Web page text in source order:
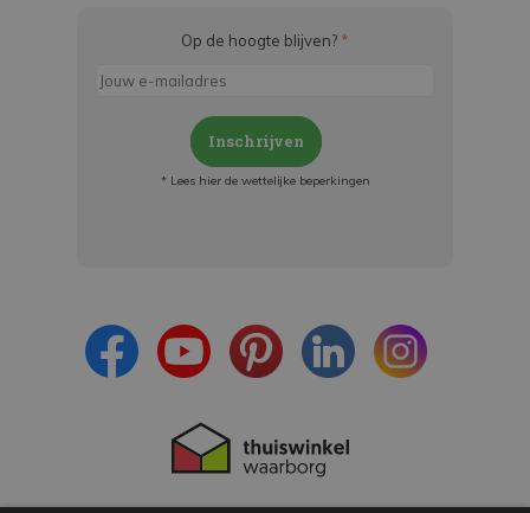
Op de hoogte blijven? *
Inschrijven
* Lees hier de wettelijke beperkingen